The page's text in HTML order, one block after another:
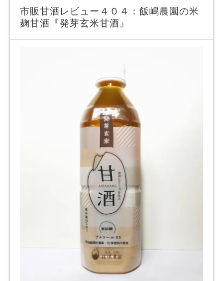
市販甘酒レビュー４０４：飯嶋農園の米
麹甘酒『発芽玄米甘酒』